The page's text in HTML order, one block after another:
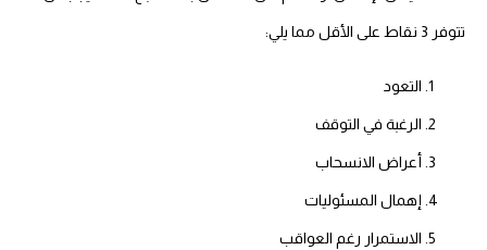
تتوفر 3 نقاط على الأقل مما يلي:
التعود
الرغبة في التوقف
أعراض الانسحاب
إهمال المسئوليات
الاستمرار رغم العواقب